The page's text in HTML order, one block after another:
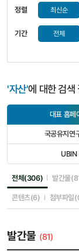
정렬 최신순
기간 전체
'자산'에 대한 검색
대표 홈페
선
택
됨
국공유지연
선
택
안
됨
UBIN
선
택
안
됨
전체(306)선택됨발간물
콘텐츠(6)선택안됨
첨부파일
발간물 (81)